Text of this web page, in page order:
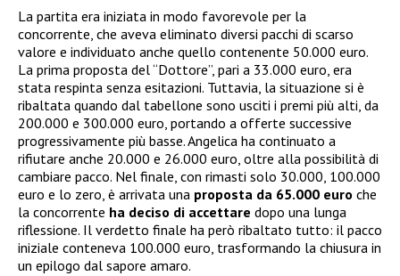
La partita era iniziata in modo favorevole per la
concorrente, che aveva eliminato diversi pacchi di scarso
valore e individuato anche quello contenente 50.000 euro.
La prima proposta del “Dottore”, pari a 33.000 euro, era
stata respinta senza esitazioni. Tuttavia, la situazione si è
ribaltata quando dal tabellone sono usciti i premi più alti, da
200.000 e 300.000 euro, portando a offerte successive
progressivamente più basse. Angelica ha continuato a
rifiutare anche 20.000 e 26.000 euro, oltre alla possibilità di
cambiare pacco. Nel finale, con rimasti solo 30.000, 100.000
euro e lo zero, è arrivata una proposta da 65.000 euro che
la concorrente ha deciso di accettare dopo una lunga
riflessione. Il verdetto finale ha però ribaltato tutto: il pacco
iniziale conteneva 100.000 euro, trasformando la chiusura in
un epilogo dal sapore amaro.